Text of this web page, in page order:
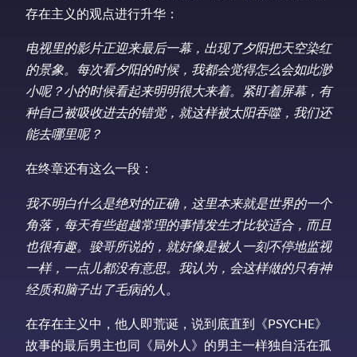
存在主义的观点进行升华：
电视里的影片正迎来最后一幕，出现了夕阳把天空染红
的景象。每次看夕阳的时候，我都会觉得怎么会如此渺
小呢？小的时候看起来明明很大来着。紧盯着屏幕，有
种自己被吸收进去的错觉，就这样被太阳吞噬，我们还
能去哪里呢？
在终章还有这么一段：
我不明白什么是绝对的正确，这里本来就是世界的一个
角落，每天有些超越常理的事情发生才比较适合，而且
也很有趣。骏哥所说的，就好像是被人一刻不停地监视
一样，一点儿都没有意思。我认为，会这样做的只有神
经质和脑子出了毛病的人。
在存在主义中，他人即荒诞，说到底直到《PSYCHE》
故事的最后男主也同《局外人》的男主一样独自活在孤